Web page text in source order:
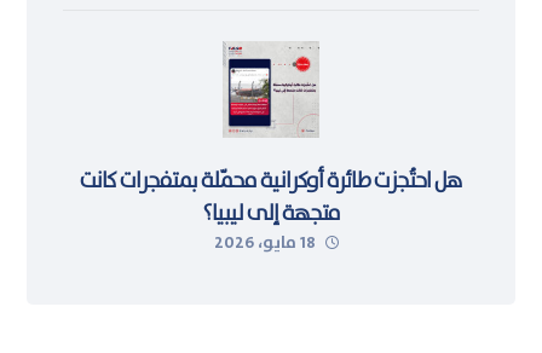
هل احتُجزت طائرة أوكرانية محمّلة بمتفجرات كانت
متجهة إلى ليبيا؟
18 مايو، 2026